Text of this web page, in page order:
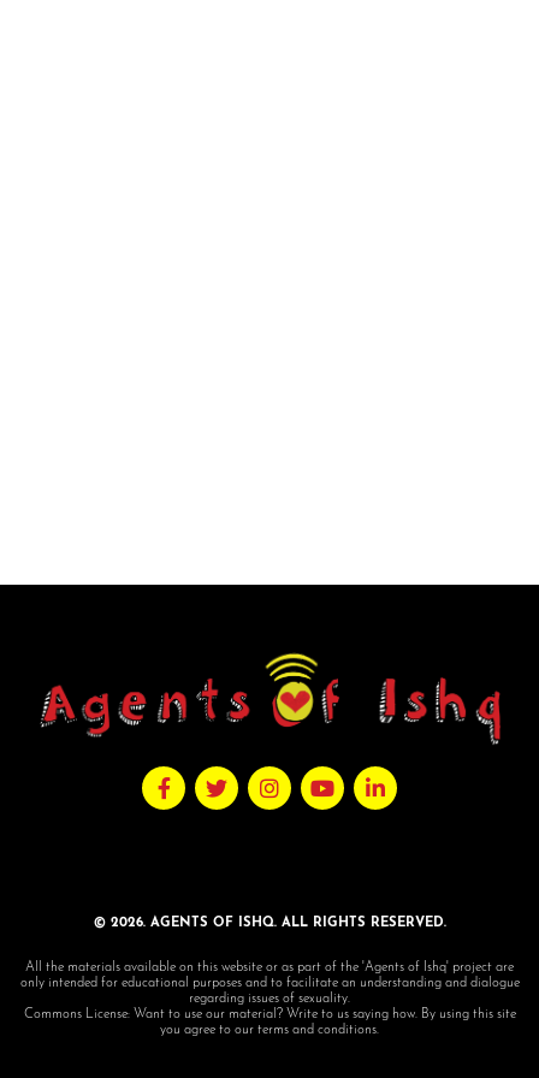
© 2026. AGENTS OF ISHQ. ALL RIGHTS RESERVED.
All the materials available on this website or as part of the 'Agents of Ishq' project are
only intended for educational purposes and to facilitate an understanding and dialogue
regarding issues of sexuality.
Commons License: Want to use our material? Write to us saying how. By using this site
you agree to our terms and conditions.